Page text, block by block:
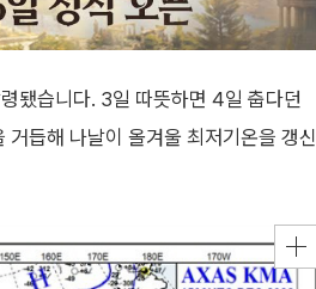
됐습니다. 3일 따뜻하면 4일 춥다던
거듭해 나날이 올겨울 최저기온을 갱신